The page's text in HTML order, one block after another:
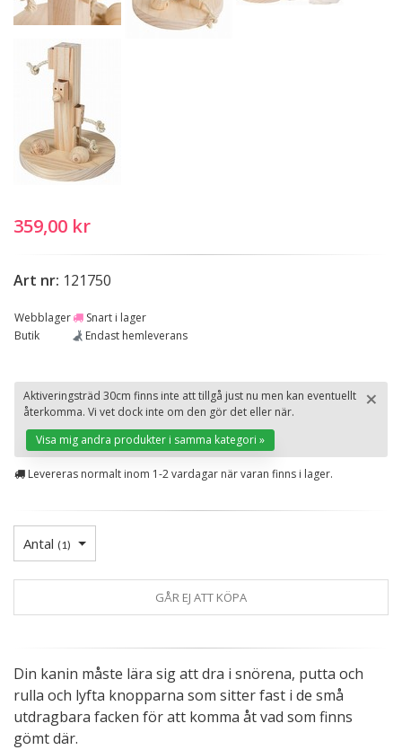
359,00 kr
Art nr: 121750
Webblager
Snart i lager
Butik
Endast hemleverans
×
Aktiveringsträd 30cm finns inte att tillgå just nu men kan eventuellt
återkomma. Vi vet dock inte om den gör det eller när.
Visa mig andra produkter i samma kategori »
Levereras normalt inom 1-2 vardagar när varan finns i lager.
Antal (1)
GÅR EJ ATT KÖPA
Din kanin måste lära sig att dra i snörena, putta och
rulla och lyfta knopparna som sitter fast i de små
utdragbara facken för att komma åt vad som finns
gömt där.